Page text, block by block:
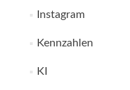
Instagram
Kennzahlen
KI